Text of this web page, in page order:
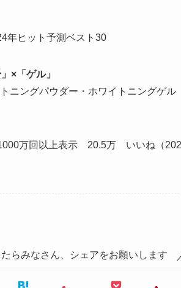
年ヒット予測ベスト30
×「ゲル」
ングパウダー・ホワイトニングゲ
回以上表示 20.5万 いいね（2023
らみなさん、シェアをお願いします